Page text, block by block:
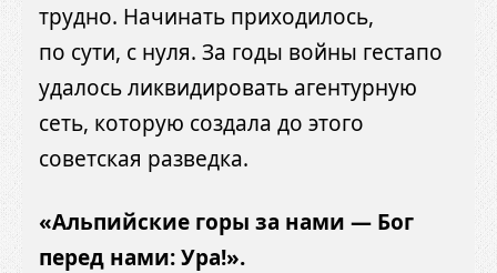
трудно. Начинать приходилось,
по сути, с нуля. За годы войны гестапо
удалось ликвидировать агентурную
сеть, которую создала до этого
советская разведка.
«Альпийские горы за нами — Бог
перед нами: Ура!».